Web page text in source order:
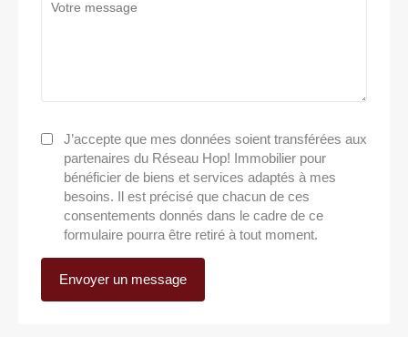
J’accepte que mes données soient transférées aux
partenaires du Réseau Hop! Immobilier pour
bénéficier de biens et services adaptés à mes
besoins. Il est précisé que chacun de ces
consentements donnés dans le cadre de ce
formulaire pourra être retiré à tout moment.